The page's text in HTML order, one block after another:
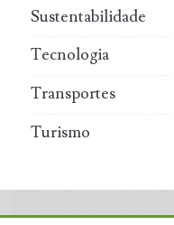
Sustentabilidade
Tecnologia
Transportes
Turismo